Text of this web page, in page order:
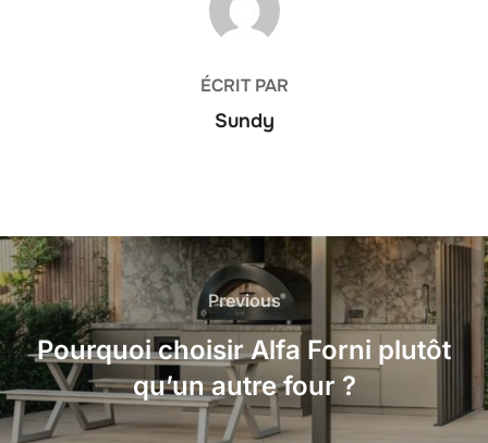
ÉCRIT PAR
Sundy
Navigation
de
l’article
Previous
Previous
Pourquoi choisir Alfa Forni plutôt
qu’un autre four ?